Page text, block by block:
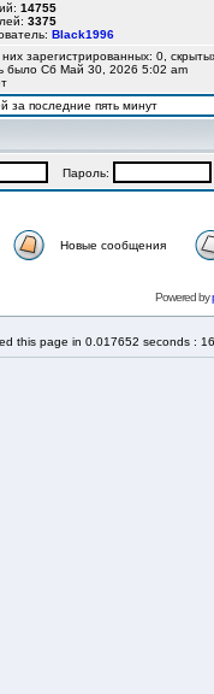
14755
3375
Black1996
них зарегистрированных: 0,
было Сб Май 30, 2026 5:02 am
за последние пять минут
Пароль:
Новые сообщения
Powered by
this page in 0.017652 seconds :